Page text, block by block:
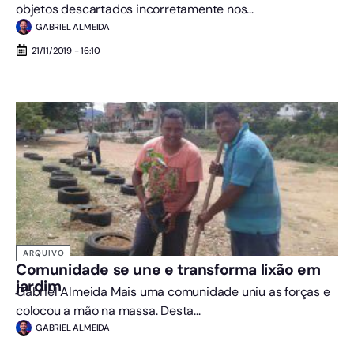
objetos descartados incorretamente nos...
GABRIEL ALMEIDA
21/11/2019 - 16:10
ARQUIVO
Comunidade se une e transforma lixão em
jardim
Gabriel Almeida Mais uma comunidade uniu as forças e
colocou a mão na massa. Desta...
GABRIEL ALMEIDA